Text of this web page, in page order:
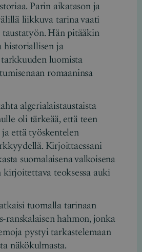
Parin aikatason ja
liikkuva tarina vaati
Hän pitääkin
historiallisen ja
luomista
romaaninsa
algerialaistaustaista
oli tärkeää, että teen
että työskentelen
Kirjoittaessani
suomalaisena valkoisena
kirjoitettava teoksessa auki
tuomalla tarinaan
ranskalaisen hahmon, jonka
pystyi tarkastelemaan
näkökulmasta.